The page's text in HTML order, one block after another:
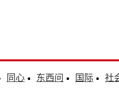
同心 东西问 国际
社